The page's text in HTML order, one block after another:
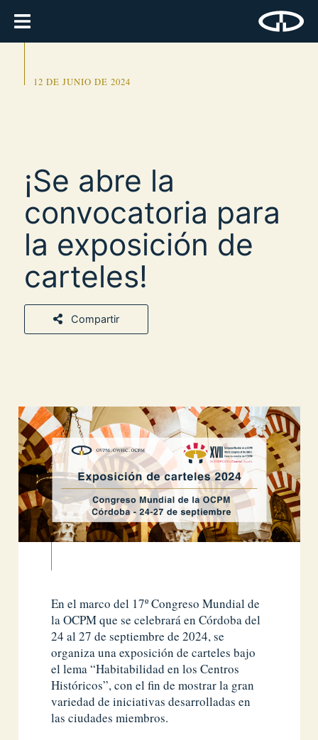
12 DE JUNIO DE 2024
¡Se abre la
convocatoria para
la exposición de
carteles!
Compartir
En el marco del 17º Congreso Mundial de
la OCPM que se celebrará en Córdoba del
24 al 27 de septiembre de 2024, se
organiza una exposición de carteles bajo
el lema “Habitabilidad en los Centros
Históricos”, con el fin de mostrar la gran
variedad de iniciativas desarrolladas en
las ciudades miembros.